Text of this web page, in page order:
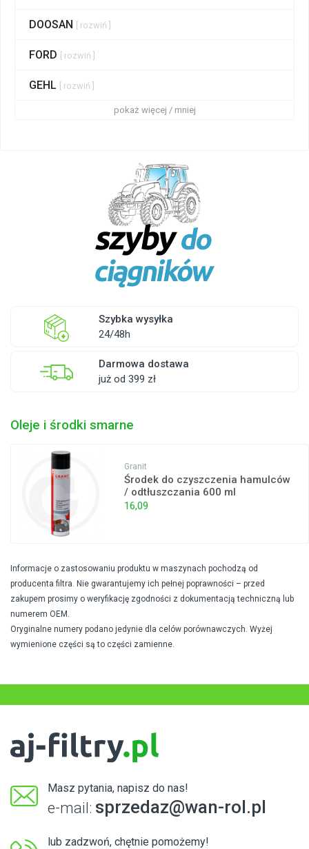
DOOSAN [ rozwiń ]
FORD [ rozwiń ]
GEHL [ rozwiń ]
pokaż więcej / mniej
Szybka wysyłka
24/48h
Darmowa dostawa
już od 399 zł
Oleje i środki smarne
Granit
Środek do czyszczenia hamulców
/ odtłuszczania 600 ml
16,09
Informacje o zastosowaniu produktu w maszynach pochodzą od
producenta filtra. Nie gwarantujemy ich pełnej poprawności – przed
zakupem prosimy o weryfikację zgodności z dokumentacją techniczną lub
numerem OEM.
Oryginalne numery podano jedynie dla celów porównawczych. Wyżej
wymienione części są to części zamienne.
Masz pytania, napisz do nas!
e-mail: sprzedaz@wan-rol.pl
lub zadzwoń, chętnie pomożemy!